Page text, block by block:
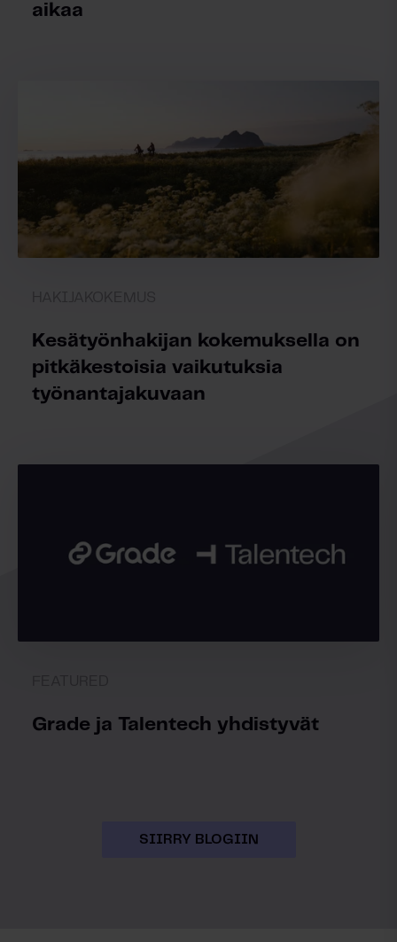
aikaa
Kesätyönhakijan kokemuksella on
pitkäkestoisia vaikutuksia
työnantajakuvaan
Grade ja Talentech yhdistyvät
SIIRRY BLOGIIN